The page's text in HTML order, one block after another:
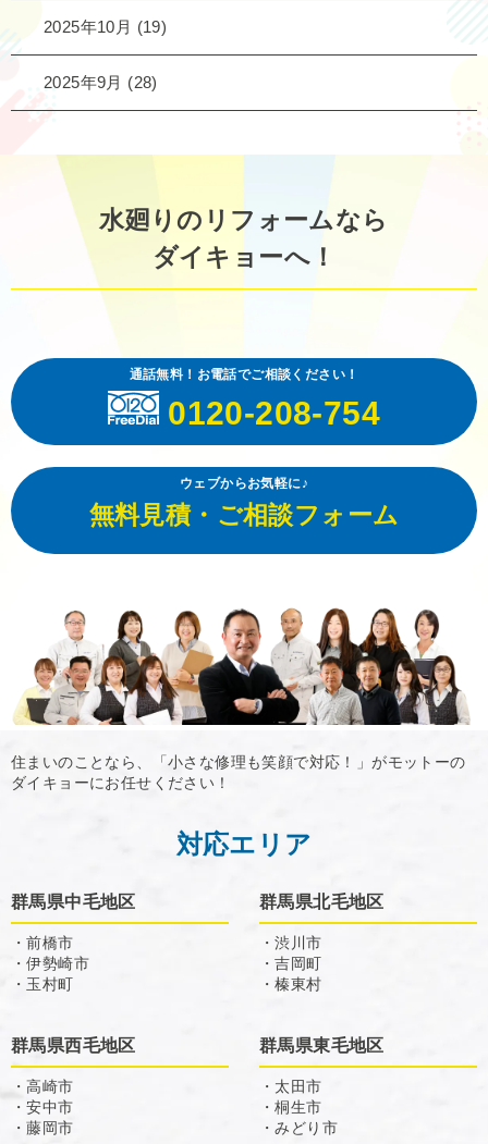
2025年10月 (19)
2025年9月 (28)
水廻りのリフォームなら
ダイキョーへ！
通話無料！お電話でご相談ください！
0120-208-754
ウェブからお気軽に♪
無料見積・ご相談フォーム
住まいのことなら、「小さな修理も笑顔で対応！」がモットーの
ダイキョーにお任せください！
対応エリア
群馬県中毛地区
・前橋市
・伊勢崎市
・玉村町
群馬県北毛地区
・渋川市
・吉岡町
・榛東村
群馬県西毛地区
・高崎市
・安中市
・藤岡市
群馬県東毛地区
・太田市
・桐生市
・みどり市